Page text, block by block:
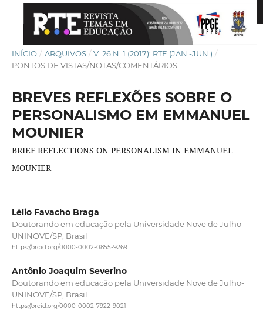
INÍCIO / ARQUIVOS / V. 26 N. 1 (2017): RTE (JAN.-JUN.) /
PONTOS DE VISTAS/NOTAS/COMENTÁRIOS
BREVES REFLEXÕES SOBRE O
PERSONALISMO EM EMMANUEL
MOUNIER
BRIEF REFLECTIONS ON PERSONALISM IN EMMANUEL
MOUNIER
Lélio Favacho Braga
Doutorando em educação pela Universidade Nove de Julho-
UNINOVE/SP, Brasil
https://orcid.org/0000-0002-0855-9269
Antônio Joaquim Severino
Doutorando em educação pela Universidade Nove de Julho-
UNINOVE/SP, Brasil
https://orcid.org/0000-0002-7922-9021